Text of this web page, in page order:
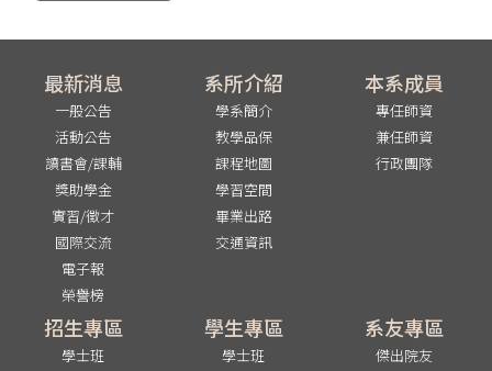
最新消息
一般公告
活動公告
讀書會/課輔
獎助學金
實習/徵才
國際交流
電子報
榮譽榜
系所介紹
學系簡介
教學品保
課程地圖
學習空間
畢業出路
交通資訊
本系成員
專任師資
兼任師資
行政團隊
招生專區
學士班
學生專區
學士班
系友專區
傑出院友